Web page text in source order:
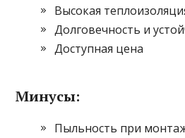
Высокая
Долговечность и
Доступная цена
Минусы:
Пыльность при